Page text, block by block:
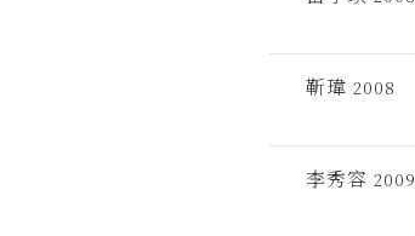
靳瑋 2008
李秀容 2009